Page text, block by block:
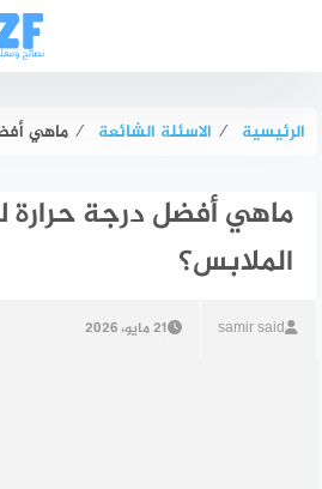
الرئيسية ⁄ الاسئلة الشائعة ⁄ ماهي
ماهي أفضل درجة
الملابس؟
samir said 21 مايو، 2026